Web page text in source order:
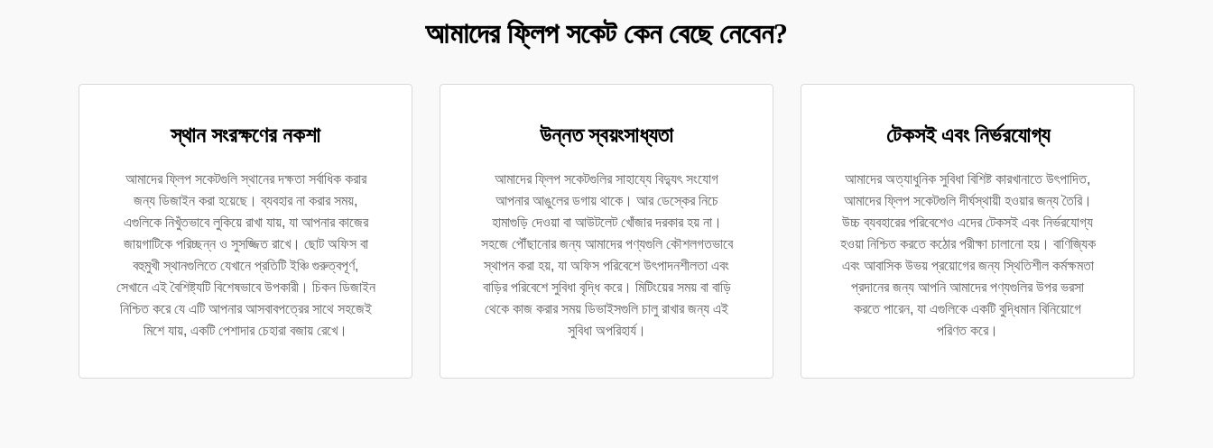
আমাদের ফ্লিপ সকেট কেন বেছে নেবেন?
স্থান সংরক্ষণের নকশা
আমাদের ফ্লিপ সকেটগুলি স্থানের দক্ষতা সর্বাধিক করার
জন্য ডিজাইন করা হয়েছে। ব্যবহার না করার সময়,
এগুলিকে নিখুঁতভাবে লুকিয়ে রাখা যায়, যা আপনার কাজের
জায়গাটিকে পরিচ্ছন্ন ও সুসজ্জিত রাখে। ছোট অফিস বা
বহুমুখী স্থানগুলিতে যেখানে প্রতিটি ইঞ্চি গুরুত্বপূর্ণ,
সেখানে এই বৈশিষ্ট্যটি বিশেষভাবে উপকারী। চিকন ডিজাইন
নিশ্চিত করে যে এটি আপনার আসবাবপত্রের সাথে সহজেই
মিশে যায়, একটি পেশাদার চেহারা বজায় রেখে।
উন্নত স্বয়ংসাধ্যতা
আমাদের ফ্লিপ সকেটগুলির সাহায্যে বিদ্যুৎ সংযোগ
আপনার আঙুলের ডগায় থাকে। আর ডেস্কের নিচে
হামাগুড়ি দেওয়া বা আউটলেট খোঁজার দরকার হয় না।
সহজে পৌঁছানোর জন্য আমাদের পণ্যগুলি কৌশলগতভাবে
স্থাপন করা হয়, যা অফিস পরিবেশে উৎপাদনশীলতা এবং
বাড়ির পরিবেশে সুবিধা বৃদ্ধি করে। মিটিংয়ের সময় বা বাড়ি
থেকে কাজ করার সময় ডিভাইসগুলি চালু রাখার জন্য এই
সুবিধা অপরিহার্য।
টেকসই এবং নির্ভরযোগ্য
আমাদের অত্যাধুনিক সুবিধা বিশিষ্ট কারখানাতে উৎপাদিত,
আমাদের ফ্লিপ সকেটগুলি দীর্ঘস্থায়ী হওয়ার জন্য তৈরি।
উচ্চ ব্যবহারের পরিবেশেও এদের টেকসই এবং নির্ভরযোগ্য
হওয়া নিশ্চিত করতে কঠোর পরীক্ষা চালানো হয়। বাণিজ্যিক
এবং আবাসিক উভয় প্রয়োগের জন্য স্থিতিশীল কর্মক্ষমতা
প্রদানের জন্য আপনি আমাদের পণ্যগুলির উপর ভরসা
করতে পারেন, যা এগুলিকে একটি বুদ্ধিমান বিনিয়োগে
পরিণত করে।